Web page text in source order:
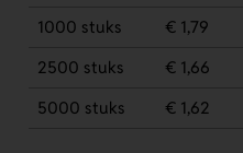
1000 stuks
€ 1,79
2500 stuks
€ 1,66
5000 stuks
€ 1,62